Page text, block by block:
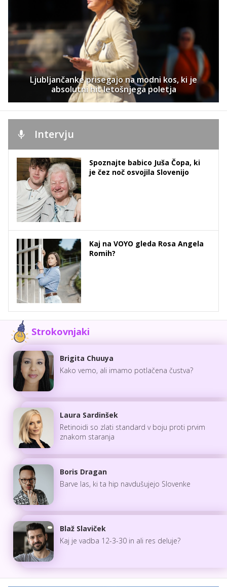
Ljubljančanke prisegajo na modni kos, ki je
absolutni hit letošnjega poletja
Intervju
Spoznajte babico Juša Čopa, ki
je čez noč osvojila Slovenijo
Kaj na VOYO gleda Rosa Angela
Romih?
Strokovnjaki
Brigita Chuuya
Kako vemo, ali imamo potlačena čustva?
Laura Sardinšek
Retinoidi so zlati standard v boju proti prvim
znakom staranja
Boris Dragan
Barve las, ki ta hip navdušujejo Slovenke
Blaž Slaviček
Kaj je vadba 12-3-30 in ali res deluje?